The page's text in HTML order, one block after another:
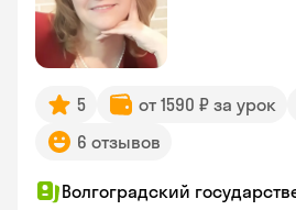
5 от 1590 ₽ за урок
6 отзывов
Волгоградский